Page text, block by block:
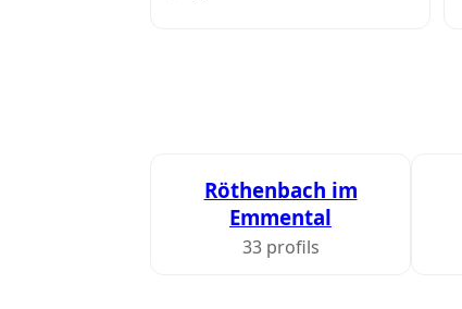
Röthenbach im
Emmental
33 profils